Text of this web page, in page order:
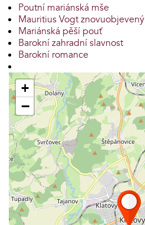
Poutní mariánská mše
Mauritius Vogt znovuobjevený
Mariánská pěší pouť
Barokní zahradní slavnost
Barokní romance
+
−